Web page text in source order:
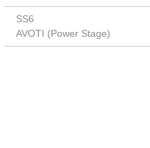
SS6
AVOTI (Power Stage)